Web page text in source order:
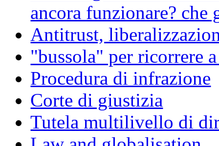
ancora funzionare? che
Antitrust,
"bussola" per ricorrere
Procedura di infrazione
Corte di giustizia
Tutela multilivello di